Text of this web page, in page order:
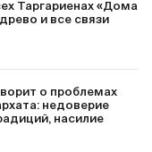
Таргариенах «Дома
и все связи
о проблемах
недоверие
насилие